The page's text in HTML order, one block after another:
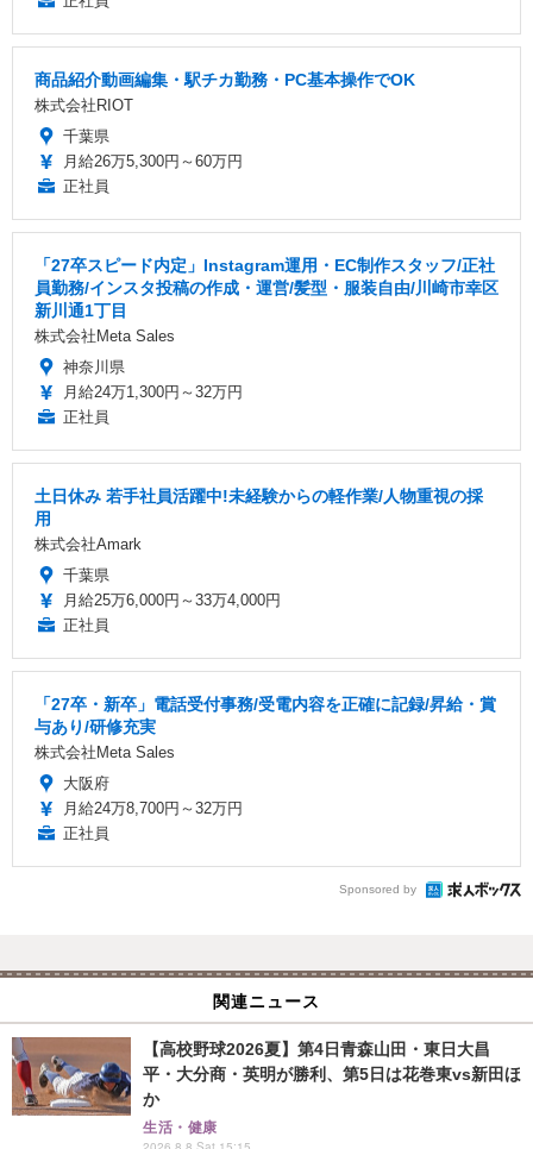
商品紹介動画編集・駅チカ勤務・PC基本操作でOK
株式会社RIOT
千葉県
月給26万5,300円～60万円
正社員
「27卒スピード内定」Instagram運用・EC制作スタッフ/正社
員勤務/インスタ投稿の作成・運営/髪型・服装自由/川崎市幸区
新川通1丁目
株式会社Meta Sales
神奈川県
月給24万1,300円～32万円
正社員
土日休み 若手社員活躍中!未経験からの軽作業/人物重視の採
用
株式会社Amark
千葉県
月給25万6,000円～33万4,000円
正社員
「27卒・新卒」電話受付事務/受電内容を正確に記録/昇給・賞
与あり/研修充実
株式会社Meta Sales
大阪府
月給24万8,700円～32万円
正社員
Sponsored by
関連ニュース
【高校野球2026夏】第4日青森山田・東日大昌
平・大分商・英明が勝利、第5日は花巻東vs新田ほ
か
生活・健康